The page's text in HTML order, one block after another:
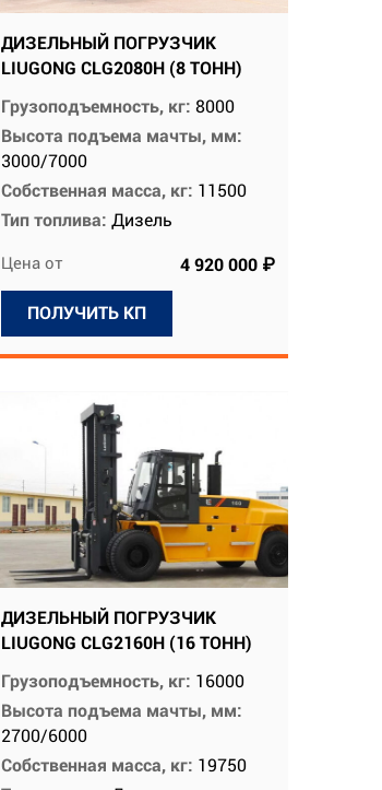
ДИЗЕЛЬНЫЙ ПОГРУЗЧИК
LIUGONG CLG2080H (8 ТОНН)
Грузоподъемность, кг:8000
Высота подъема мачты, мм:
3000/7000
Собственная масса, кг: 11500
Тип топлива:Дизель
Цена от 4 920 000 ₽
ПОЛУЧИТЬ КП
ДИЗЕЛЬНЫЙ ПОГРУЗЧИК
LIUGONG CLG2160H (16 ТОНН)
Грузоподъемность, кг: 16000
Высота подъема мачты, мм:
2700/6000
Собственная масса, кг: 19750